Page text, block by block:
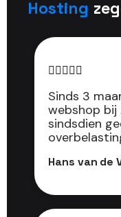
Hosting
    
Sinds 3
webshop bij
sindsdien
Hans van de